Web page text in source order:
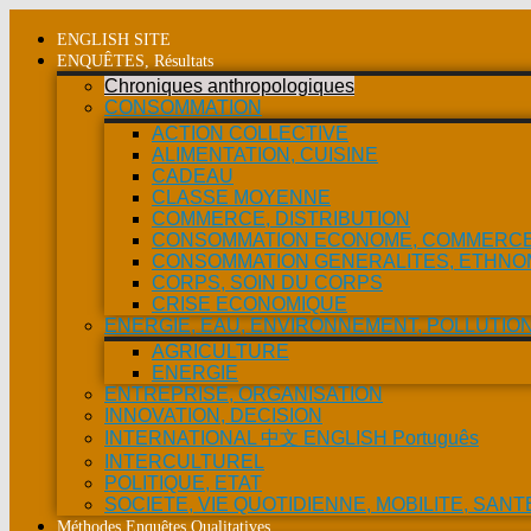
contenu
ENGLISH SITE
ENQUÊTES, Résultats
Chroniques anthropologiques
CONSOMMATION
ACTION COLLECTIVE
ALIMENTATION, CUISINE
CADEAU
CLASSE MOYENNE
COMMERCE, DISTRIBUTION
CONSOMMATION ECONOME,
CONSOMMATION GENERALITES,
CORPS, SOIN DU CORPS
CRISE ECONOMIQUE
ENERGIE, EAU, ENVIRONNEMENT,
AGRICULTURE
ENERGIE
ENTREPRISE, ORGANISATION
INNOVATION, DECISION
INTERNATIONAL 中文 ENGLISH Português
INTERCULTUREL
POLITIQUE, ETAT
SOCIETE, VIE QUOTIDIENNE, MOBILITE,
Méthodes Enquêtes Qualitatives